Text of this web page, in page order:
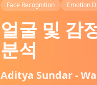
Face Recognition Emotion
얼굴 및 감
분석
Aditya Sundar -